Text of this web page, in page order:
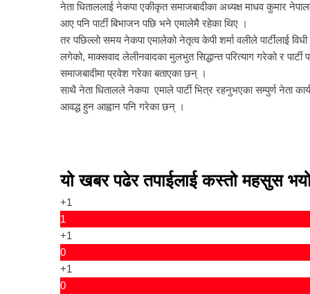
नेता धिताललाई नेकपा एकीकृत समाजबादीका अध्यक्ष माधव कुमार
आए पनि पार्टी बिभाजन पछि भने एमालेमै रहेका थिए ।
तर पछिल्लो समय नेकपा एमालेको नेतृत्व केपी शर्मा वलीले पार्टीलाई
लगेको, माक्सवाद लेलीनवादका मुलभुत सिद्धान्त परित्याग गरेको र पार्टी
समाजबादीमा प्रवेश गरेका बताएका छन् ।
साथै नेता धितालले नेकपा एमाले पार्टी भित्र रहनुभएका सम्पुर्ण नेता
आवद्ध हुन आह्वान पनि गरेका छन् ।
यो खबर पढेर तपाईलाई कस्तो महसुस
+1
1
+1
0
+1
0